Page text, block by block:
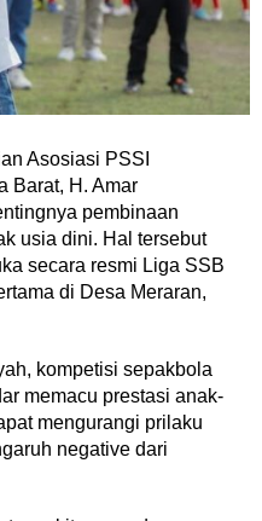
Asosiasi PSSI
Barat, H. Amar
pembinaan
usia dini. Hal tersebut
secara resmi Liga SSB
di Desa Meraran,
kompetisi sepakbola
memacu prestasi anak-
mengurangi prilaku
negative dari